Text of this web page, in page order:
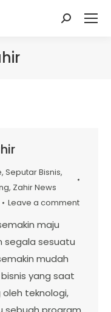
Search:
, Seputar Bisnis,
, Zahir News
Leave a comment
maju
segala sesuatu
mudah
yang saat
teknologi,